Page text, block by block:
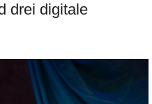
drei digitale